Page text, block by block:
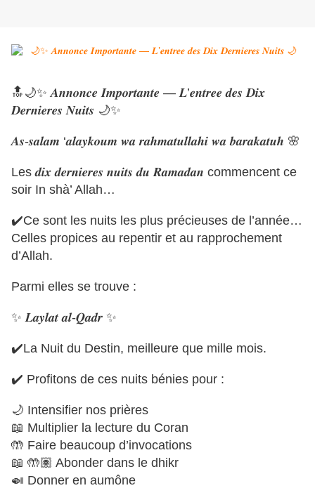
🔝🌙✨ 𝑨𝒏𝒏𝒐𝒏𝒄𝒆 𝑰𝒎𝒑𝒐𝒓𝒕𝒂𝒏𝒕𝒆 — 𝑳’𝒆𝒏𝒕𝒓𝒆‌𝒆 𝒅𝒆𝒔 𝑫𝒊𝒙
𝑫𝒆𝒓𝒏𝒊𝒆‌𝒓𝒆𝒔 𝑵𝒖𝒊𝒕𝒔 🌙✨
𝑨𝒔-𝒔𝒂𝒍𝒂‌𝒎 ‘𝒂𝒍𝒂𝒚𝒌𝒐𝒖𝒎 𝒘𝒂 𝒓𝒂𝒉𝒎𝒂𝒕𝒖𝒍𝒍𝒂‌𝒉𝒊 𝒘𝒂 𝒃𝒂𝒓𝒂𝒌𝒂‌𝒕𝒖𝒉 🌸
Les 𝒅𝒊𝒙 𝒅𝒆𝒓𝒏𝒊𝒆‌𝒓𝒆𝒔 𝒏𝒖𝒊𝒕𝒔 𝒅𝒖 𝑹𝒂𝒎𝒂𝒅𝒂𝒏 commencent ce
soir In shà’ Allah…
✔️Ce sont les nuits les plus précieuses de l’année…
Celles propices au repentir et au rapprochement
d’Allah.
Parmi elles se trouve :
✨ 𝑳𝒂𝒚𝒍𝒂𝒕 𝒂𝒍-𝑸𝒂𝒅𝒓 ✨
✔️La Nuit du Destin, meilleure que mille mois.
✔️ Profitons de ces nuits bénies pour :
🌙 Intensifier nos prières
📖 Multiplier la lecture du Coran
🤲 Faire beaucoup d’invocations
📖 🤲🏽 Abonder dans le dhikr
🍛 Donner en aumône